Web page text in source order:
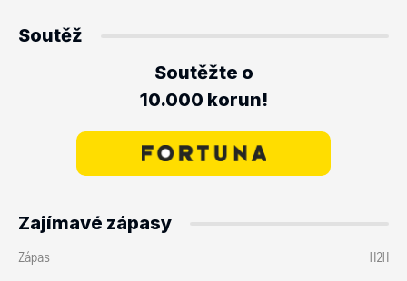
Soutěž
Soutěžte o
10.000 korun!
Zajímavé zápasy
Zápas
H2H